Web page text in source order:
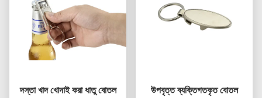
দস্তা খাদ খোদাই করা ধাতু বোতল
উপবৃত্ত ব্যক্তিগতকৃত বোতল